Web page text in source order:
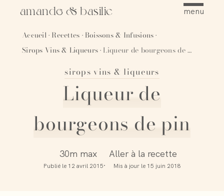
amande & basilic menu
Accueil · Recettes · Boissons & Infusions ·
Sirops Vins & Liqueurs · Liqueur de bourgeons de pin
sirops vins & liqueurs
Liqueur de
bourgeons de pin
30m max Aller à la recette
Publié le 12 avril 2015 Mis à jour le 15 juin 2018